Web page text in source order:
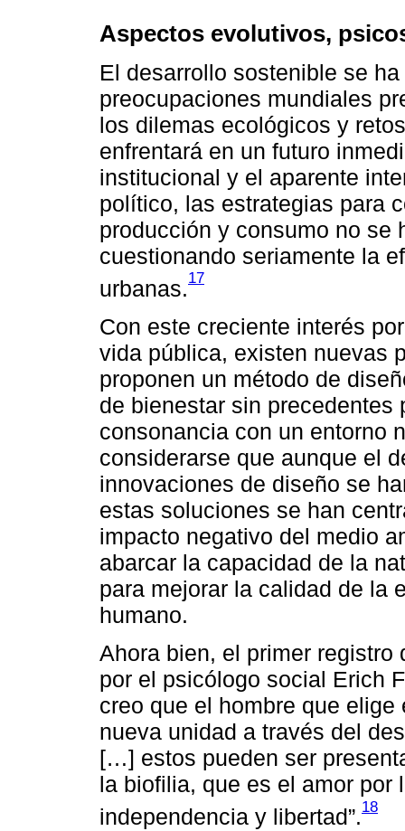
Aspectos evolutivos,
El desarrollo sostenible se
preocupaciones mundiales
los dilemas ecológicos y
enfrentará en un futuro
institucional y el aparente
político, las estrategias para
producción y consumo no se
cuestionando seriamente la
urbanas.17
Con este creciente interés
vida pública, existen nuevas
proponen un método de
de bienestar sin
consonancia con un entorno
considerarse que aunque el
innovaciones de diseño se
estas soluciones se han
impacto negativo del medio
abarcar la capacidad de la
para mejorar la calidad de la
humano.
Ahora bien, el primer
por el psicólogo social Erich
creo que el hombre que
nueva unidad a través del
[…] estos pueden ser
la biofilia, que es el amor por
independencia y libertad”.18